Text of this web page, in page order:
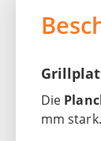
Die
mm